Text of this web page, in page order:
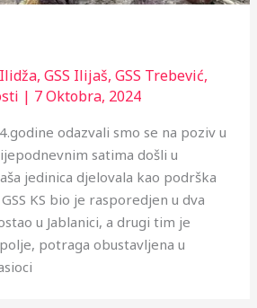
, GSS Ilijaš, GSS Trebević,
| 7 Oktobra, 2024
odazvali smo se na poziv u
satima došli u
jedinica djelovala kao podrška
KS bio je rasporedjen u dva
u Jablanici, a drugi tim je
potraga obustavljena u